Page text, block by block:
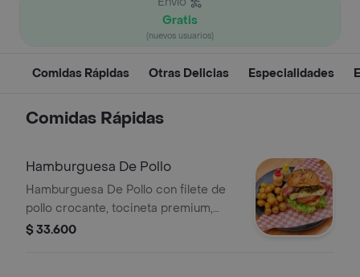
Gratis
(nuevos usuarios)
Comidas Rápidas Otras Delicias Especialidades
Comidas Rápidas
Hamburguesa De Pollo
Hamburguesa De Pollo con filete de
pollo crocante, tocineta premium,
queso mozzarella, vegetales frescos,
$ 33.600